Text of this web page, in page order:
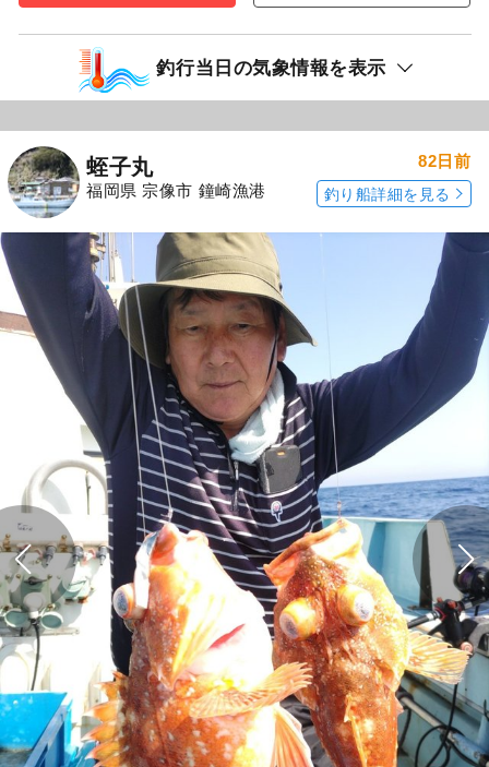
釣行当日の気象情報を表示
蛭子丸
福岡県 宗像市 鐘崎漁港
82日前
釣り船詳細を見る